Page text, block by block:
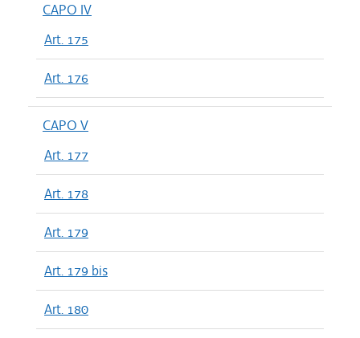
CAPO IV
Art. 175
Art. 176
CAPO V
Art. 177
Art. 178
Art. 179
Art. 179 bis
Art. 180